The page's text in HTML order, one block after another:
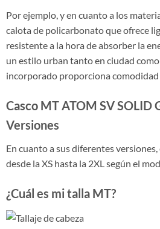
Por ejemplo, y en cuanto a los
calota de policarbonato que ofrece
resistente a la hora de absorber la
un estilo urban tanto en ciudad
incorporado proporciona comodidad
Casco MT ATOM SV SOLID
Versiones
En cuanto a sus diferentes
desde la XS hasta la 2XL según el
¿Cuál es mi talla MT?